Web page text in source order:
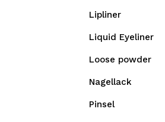
Lipliner
Liquid Eyeliner
Loose powder
Nagellack
Pinsel